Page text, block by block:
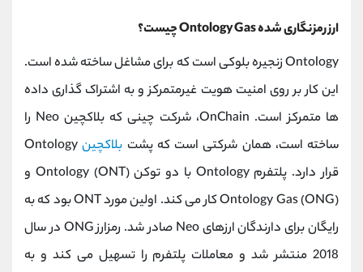
ارز رمزنگاری شده Ontology Gas چیست؟
Ontology زنجیره بلوکی است که برای مشاغل ساخته شده است.
این کار بر روی امنیت هویت غیرمتمرکز و به اشتراک گذاری داده
ها متمرکز است. OnChain، شرکت چینی که بلاکچین Neo را
ساخته است، همان شرکتی است که پشت بلاکچین Ontology
قرار دارد. پلتفرم Ontology با دو توکن Ontology (ONT) و
Ontology Gas (ONG) کار می کند. اولین مورد ONT بود که به
رایگان برای دارندگان ارزهای Neo صادر شد. رمزارز ONG در سال
2018 منتشر شد و معاملات پلتفرم را تسهیل می کند و به